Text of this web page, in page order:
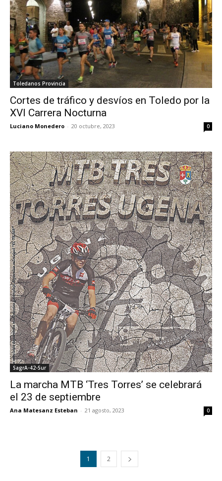
Toledanos Provincia
Cortes de tráfico y desvíos en Toledo por la
XVI Carrera Nocturna
Luciano Monedero - 20 octubre, 2023 0
SagrA-42-Sur
La marcha MTB ‘Tres Torres’ se celebrará
el 23 de septiembre
Ana Matesanz Esteban - 21 agosto, 2023 0
1 2